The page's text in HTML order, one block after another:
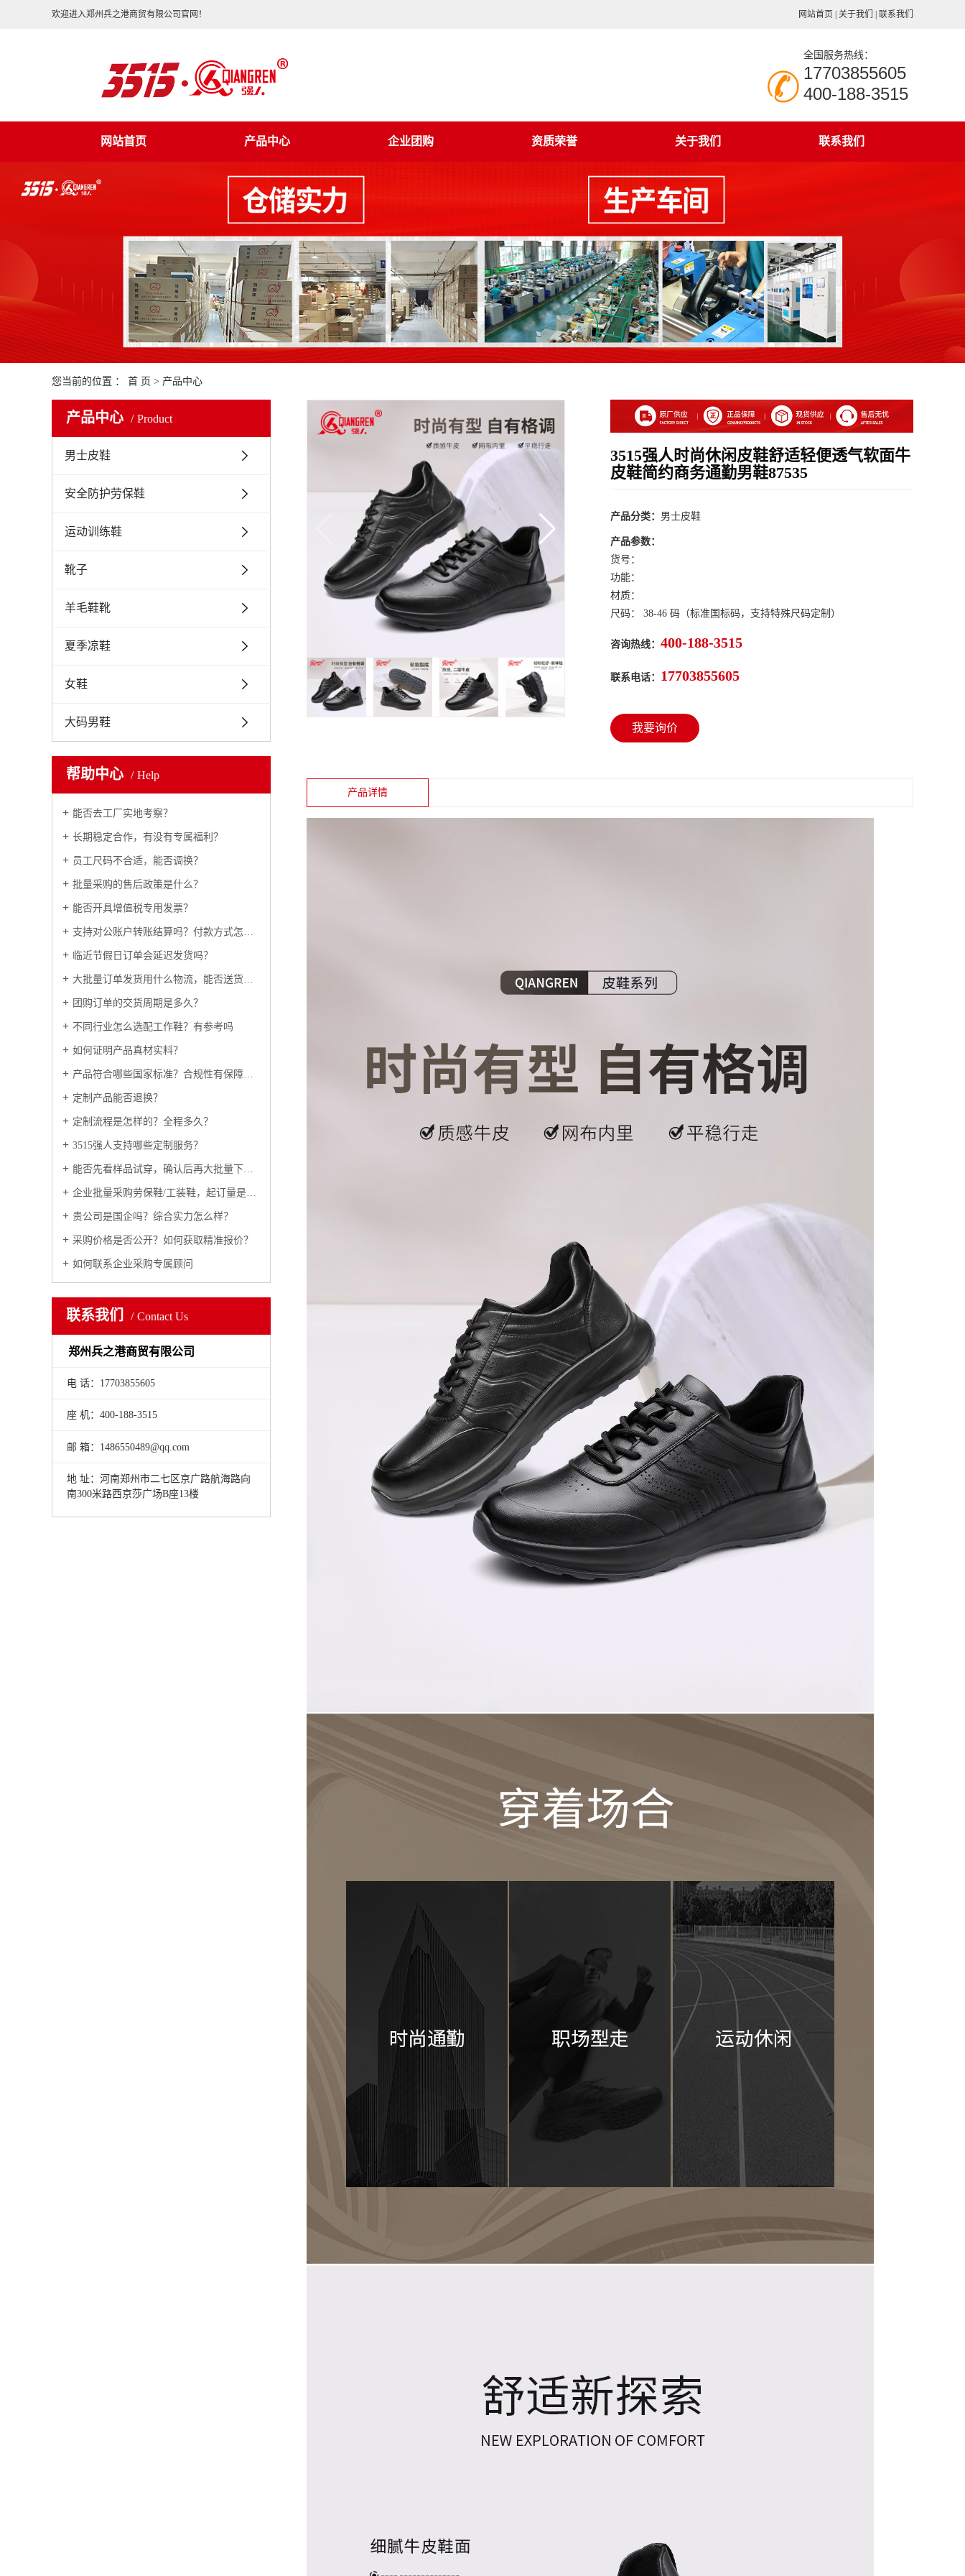
欢迎进入郑州兵之港商贸有限公司官网！ 网站首页 关于我们 联系我们
全国服务热线：
17703855605
400-188-3515
网站首页 产品中心 企业团购 资质荣誉 关于我们 联系我们
您当前的位置 ： 首 页 > 产品中心
产品中心 Product
男士皮鞋
安全防护劳保鞋
运动训练鞋
靴子
羊毛鞋靴
夏季凉鞋
女鞋
大码男鞋
帮助中心 Help
能否去工厂实地考察？
长期稳定合作，有没有专属福利？
员工尺码不合适，能否调换？
批量采购的售后政策是什么？
能否开具增值税专用发票？
支持对公账户转账结算吗？付款方式怎么约定？
临近节假日订单会延迟发货吗？
大批量订单发货用什么物流，能否送货上门？
团购订单的交货周期是多久？
不同行业怎么选配工作鞋？有参考吗
如何证明产品真材实料？
产品符合哪些国家标准？合规性有保障吗？
定制产品能否退换？
定制流程是怎样的？全程多久？
3515强人支持哪些定制服务？
能否先看样品试穿，确认后再大批量下单？
企业批量采购劳保鞋/工装鞋，起订量是多少？
贵公司是国企吗？综合实力怎么样？
采购价格是否公开？如何获取精准报价？
如何联系企业采购专属顾问
联系我们 Contact Us
郑州兵之港商贸有限公司
电 话：17703855605
座 机：400-188-3515
邮 箱：1486550489@qq.com
地 址：河南郑州市二七区京广路航海路向
南300米路西京莎广场B座13楼
3515强人时尚休闲皮鞋舒适轻便透气软面牛
皮鞋简约商务通勤男鞋87535
产品分类： 男士皮鞋
产品参数：
货号：
功能：
材质：
尺码： 38-46 码（标准国标码，支持特殊尺码定制）
咨询热线： 400-188-3515
联系电话： 17703855605
我要询价
产品详情